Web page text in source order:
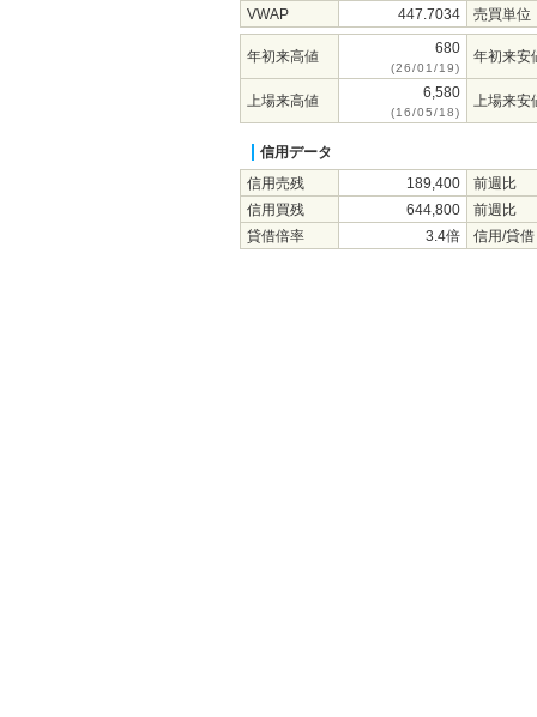
VWAP 447.7034 売買単位
年初来高値 680
(26/01/19)
年初来安
上場来高値 6,580
(16/05/18)
上場来安
信用データ
信用売残
189,400
前週比
信用買残
644,800
前週比
貸借倍率
3.4倍 信用/貸借